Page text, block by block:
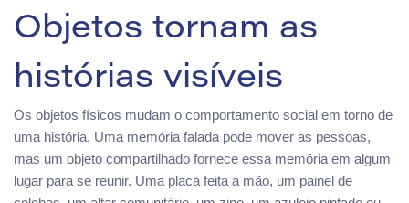
Objetos tornam as
histórias visíveis
Os objetos físicos mudam o comportamento social em torno de
uma história. Uma memória falada pode mover as pessoas,
mas um objeto compartilhado fornece essa memória em algum
lugar para se reunir. Uma placa feita à mão, um painel de